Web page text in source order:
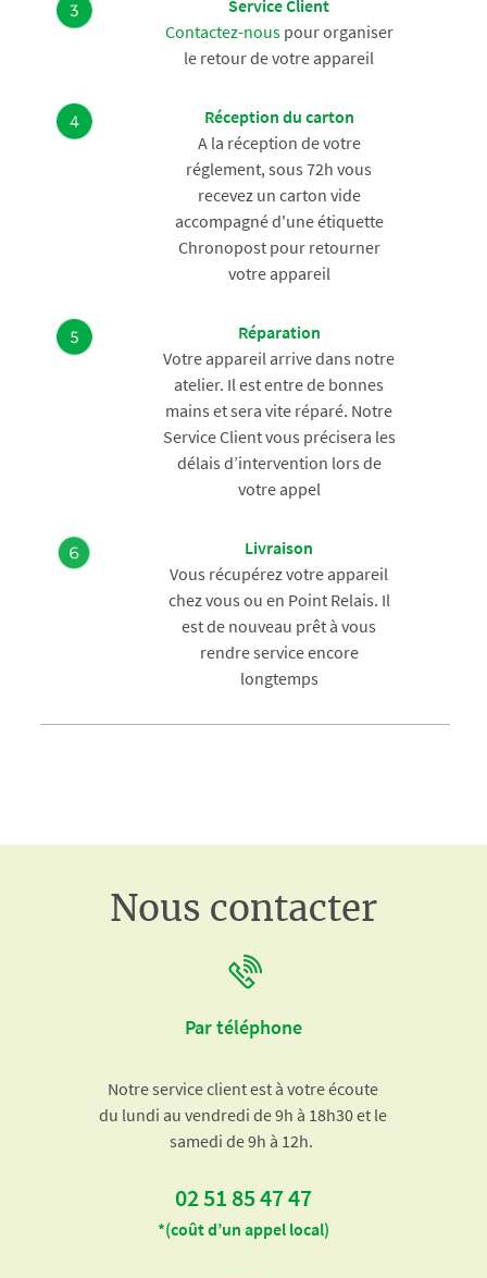
Service Client
Contactez-nouspour organiser
le retour de votre appareil
Réception du carton
A la réception de votre
réglement, sous 72h vous
recevez un carton vide
accompagné d'une étiquette
Chronopost pour retourner
votre appareil
Réparation
Votre appareil arrive dans notre
atelier. Il est entre de bonnes
mains et sera vite réparé. Notre
Service Client vous précisera les
délais d’intervention lors de
votre appel
Livraison
Vous récupérez votre appareil
chez vous ou en Point Relais. Il
est de nouveau prêt à vous
rendre service encore
longtemps
Nous contacter
Par téléphone
Notre service client est à votre écoute
du lundi au vendredi de 9h à 18h30 et le
samedi de 9h à 12h.
02 51 85 47 47
*(coût d’un appel local)